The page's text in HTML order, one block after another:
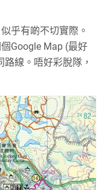
乎有啲不切實際。
Google Map (最好
線。唔好彩脫隊，